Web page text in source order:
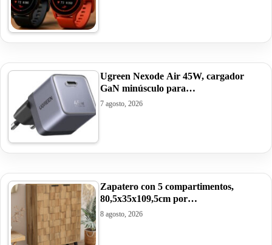
Ugreen Nexode Air 45W, cargador
GaN minúsculo para…
7 agosto, 2026
Zapatero con 5 compartimentos,
80,5x35x109,5cm por…
8 agosto, 2026